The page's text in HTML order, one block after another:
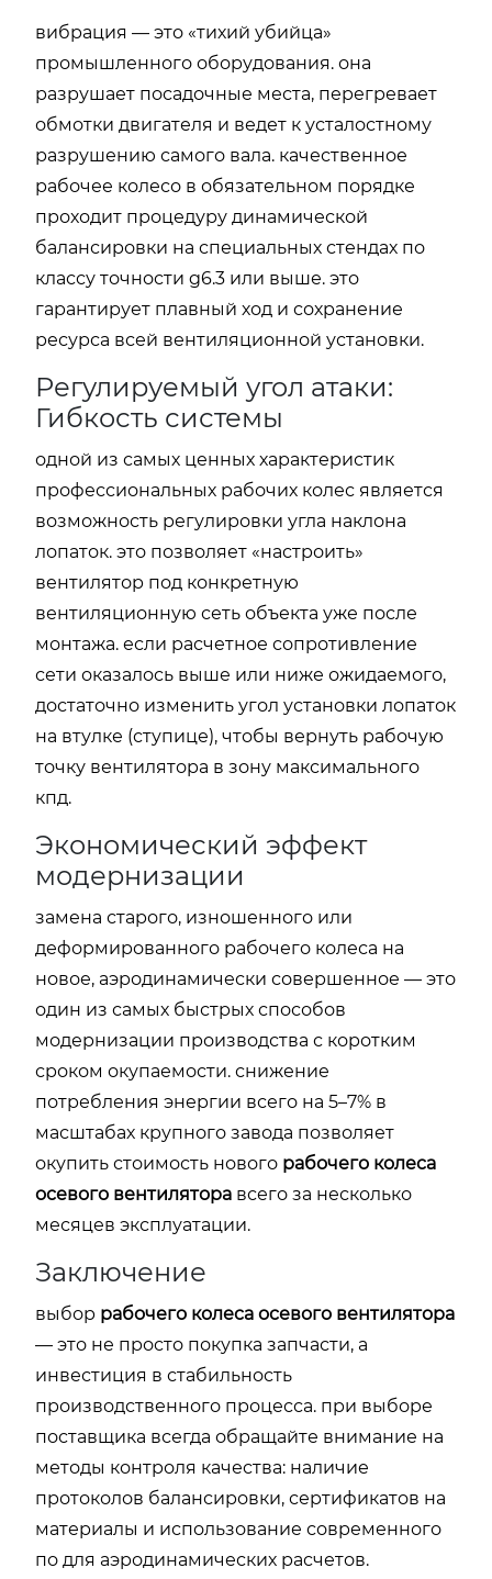
вибрация — это «тихий убийца»
промышленного оборудования. она
разрушает посадочные места, перегревает
обмотки двигателя и ведет к усталостному
разрушению самого вала. качественное
рабочее колесо в обязательном порядке
проходит процедуру динамической
балансировки на специальных стендах по
классу точности g6.3 или выше. это
гарантирует плавный ход и сохранение
ресурса всей вентиляционной установки.
Регулируемый угол атаки:
Гибкость системы
одной из самых ценных характеристик
профессиональных рабочих колес является
возможность регулировки угла наклона
лопаток. это позволяет «настроить»
вентилятор под конкретную
вентиляционную сеть объекта уже после
монтажа. если расчетное сопротивление
сети оказалось выше или ниже ожидаемого,
достаточно изменить угол установки лопаток
на втулке (ступице), чтобы вернуть рабочую
точку вентилятора в зону максимального
кпд.
Экономический эффект
модернизации
замена старого, изношенного или
деформированного рабочего колеса на
новое, аэродинамически совершенное — это
один из самых быстрых способов
модернизации производства с коротким
сроком окупаемости. снижение
потребления энергии всего на 5–7% в
масштабах крупного завода позволяет
окупить стоимость нового рабочего колеса
осевого вентилятора всего за несколько
месяцев эксплуатации.
Заключение
выбор рабочего колеса осевого вентилятора
— это не просто покупка запчасти, а
инвестиция в стабильность
производственного процесса. при выборе
поставщика всегда обращайте внимание на
методы контроля качества: наличие
протоколов балансировки, сертификатов на
материалы и использование современного
по для аэродинамических расчетов.